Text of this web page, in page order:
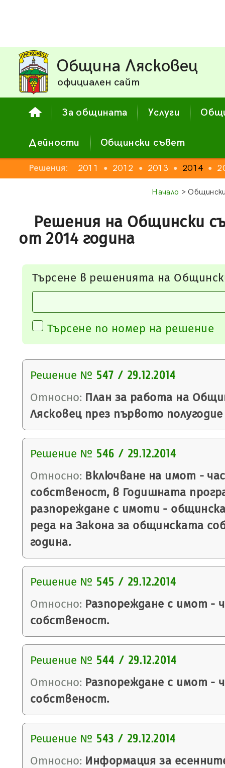
Община Лясковец
официален сайт
За общината Услуги
Дейности Общински съвет
Решения:
● 2010 2011 ● 2012 ● 2013 ● 2014 ●
Начало >
Решения на Общински
от 2014 година
Търсене в решенията на
Търсене по номер на решение
Решение № 547 / 29.12.2014
Относно: План за работа на
Лясковец през първото полугодие
Решение № 546 / 29.12.2014
Относно: Включване на имот -
собственост, в Годишната
разпореждане с имоти -
реда на Закона за общинската
година.
Решение № 545 / 29.12.2014
Относно: Разпореждане с имот -
собственост.
Решение № 544 / 29.12.2014
Относно: Разпореждане с имот -
собственост.
Решение № 543 / 29.12.2014
Относно: Информация за